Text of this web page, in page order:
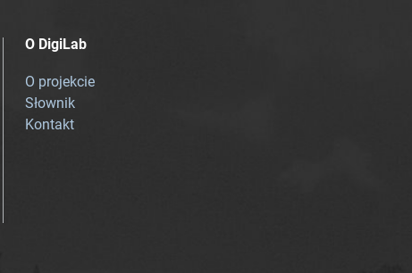
O DigiLab
O projekcie
Słownik
Kontakt